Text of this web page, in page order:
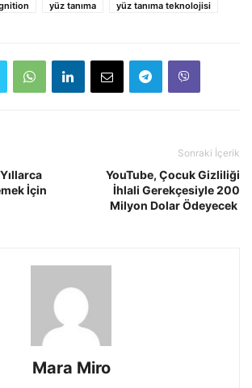
yüz tanıma yüz tanıma teknolojisi
İçin
Sonraki İçerik
YouTube, Çocuk Gizliliği
İhlali Gerekçesiyle 200
Milyon Dolar Ödeyecek
Mara Miro